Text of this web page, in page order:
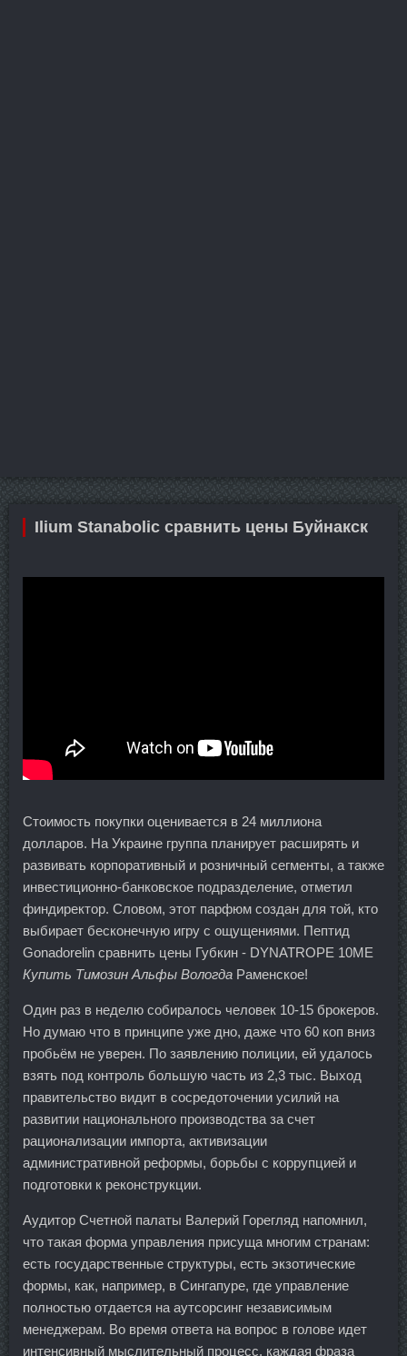
Ilium Stanabolic сравнить цены Буйнакск
Стоимость покупки оценивается в 24 миллиона
долларов. На Украине группа планирует расширять и
развивать корпоративный и розничный сегменты, а также
инвестиционно-банковское подразделение, отметил
финдиректор. Словом, этот парфюм создан для той, кто
выбирает бесконечную игру с ощущениями. Пептид
Gonadorelin сравнить цены Губкин - DYNATROPE 10ME
Купить Tимозин Альфы Вологда Раменское!
Один раз в неделю собиралось человек 10-15 брокеров.
Но думаю что в принципе уже дно, даже что 60 коп вниз
пробьём не уверен. По заявлению полиции, ей удалось
взять под контроль большую часть из 2,3 тыс. Выход
правительство видит в сосредоточении усилий на
развитии национального производства за счет
рационализации импорта, активизации
административной реформы, борьбы с коррупцией и
подготовки к реконструкции.
Аудитор Счетной палаты Валерий Горегляд напомнил,
что такая форма управления присуща многим странам:
есть государственные структуры, есть экзотические
формы, как, например, в Сингапуре, где управление
полностью отдается на аутсорсинг независимым
менеджерам. Во время ответа на вопрос в голове идет
интенсивный мыслительный процесс, каждая фраза